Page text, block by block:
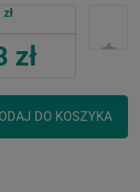
zł